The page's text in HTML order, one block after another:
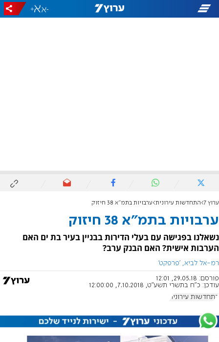
-
+
ערוץ 7 התחדשות עירונית ערבויות בתמ"א 38 חיזוק
ערבויות בתמ"א 38 חיזוק
נשאלנו בפגישה עם בעלי הדירות בבניין בעיר בת ים האם
הערבות אישית? האם הבנק ערב?
רמ-אל לביא, 'פרפקט'
פורסם: 29.05.18, 12:01
עודכן: כ"ח בתשרי תשע"ט, 7.10.2018, 12:00:00
התחדשות עירונית